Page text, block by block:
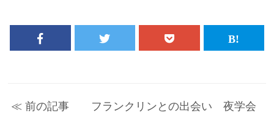
≪ 前の記事 フランクリンとの出会い 夜学会